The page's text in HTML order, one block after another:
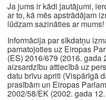
Ja jums ir kādi jautājumi,
ar to, kā mēs apstrādājam
lūdzam sazināties ar mums!
Informācija par sīkdatņu
pamatojoties uz Eiropas
(ES) 2016/679 (2016. gada
aizsardzību attiecībā uz
datu brīvu apriti (Vispārīgā
prasībām un Eiropas
2002/58/EK (2002. gada